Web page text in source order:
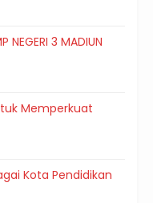
NEGERI 3 MADIUN
Memperkuat
Kota Pendidikan